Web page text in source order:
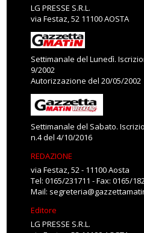
LG PRESSE S.R.L.
via Festaz, 52 11100 AOSTA
Settimanale del Lunedì.
9/2002
Autorizzazione del 20/05/2002
Settimanale del Sabato.
n.4 del 4/10/2016
REDAZIONE
via Festaz, 52 - 11100 Aosta
Tel: 0165/231711 - Fax: 0165/
Mail:
Editore
LG PRESSE S.R.L.